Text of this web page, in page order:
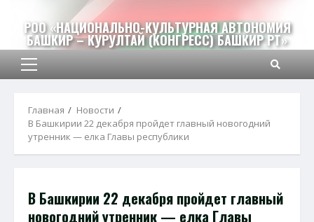
содержимому
РОО «НАЦИОНАЛЬНО-КУЛЬТУРНАЯ АВТОНОМИЯ
БАШКИР – КУРУЛТАЙ (КОНГРЕСС) БАШКИР РТ»
Основное
Главная
Новости
В Башкирии 22 декабря пройдет главный новогодний
утренник — елка Главы республики
В Башкирии 22 декабря пройдет главный
новогодний утренник — елка Главы